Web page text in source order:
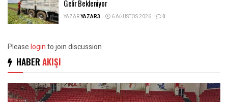
Gelir Bekleniyor
YAZARYAZAR3 6 AĞUSTOS 2026 0
Pleaseloginto join discussion
HABER AKIŞI